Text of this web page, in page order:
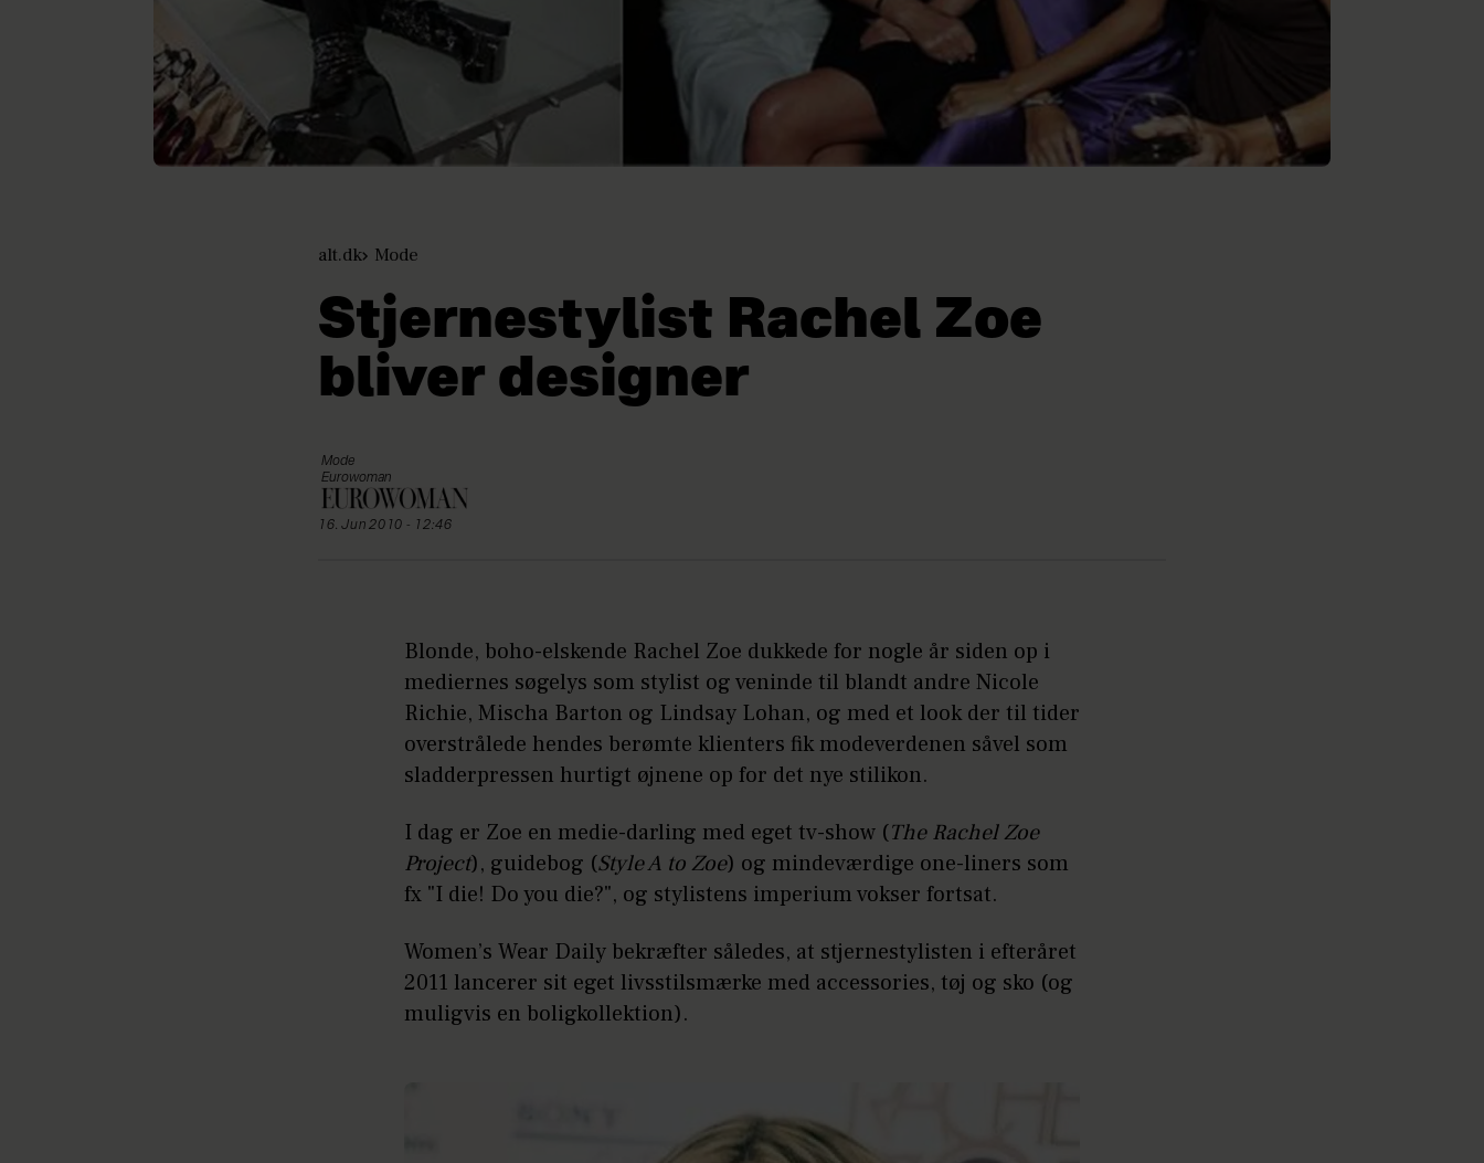
alt.dk Mode
Stjernestylist Rachel Zoe
bliver designer
Mode
Eurowoman
16. Jun 2010 - 12:46
Blonde, boho-elskende Rachel Zoe dukkede for nogle år siden op i
mediernes søgelys som stylist og veninde til blandt andre Nicole
Richie, Mischa Barton og Lindsay Lohan, og med et look der til tider
overstrålede hendes berømte klienters fik modeverdenen såvel som
sladderpressen hurtigt øjnene op for det nye stilikon.
I dag er Zoe en medie-darling med eget tv-show (The Rachel Zoe
Project), guidebog (Style A to Zoe) og mindeværdige one-liners som
fx "I die! Do you die?", og stylistens imperium vokser fortsat.
Women’s Wear Daily bekræfter således, at stjernestylisten i efteråret
2011 lancerer sit eget livsstilsmærke med accessories, tøj og sko (og
muligvis en boligkollektion).